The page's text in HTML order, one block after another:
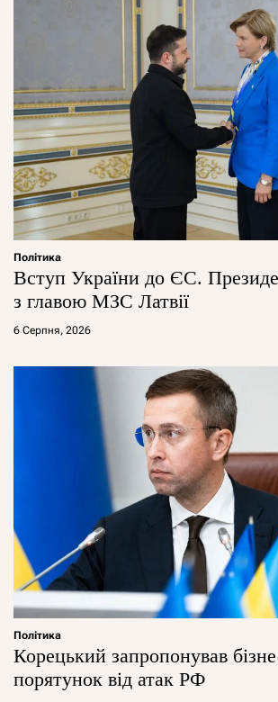
Політика
Вступ України до ЄС.
з главою МЗС Латвії
6 Серпня, 2026
Політика
Корецький запропонував
порятунок від атак РФ